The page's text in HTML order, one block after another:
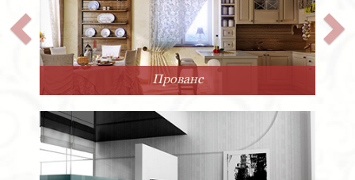
Прованс